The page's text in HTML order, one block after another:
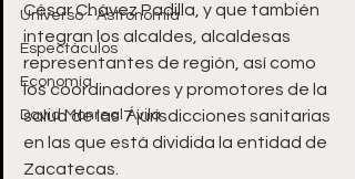
Universo - Astronomía
Espectáculos
Economía
David Monreal Ávila
César Chávez Padilla, y que también
integran los alcaldes, alcaldesas
representantes de región, así como
los coordinadores y promotores de la
salud de las 7 jurisdicciones sanitarias
en las que está dividida la entidad de
Zacatecas.